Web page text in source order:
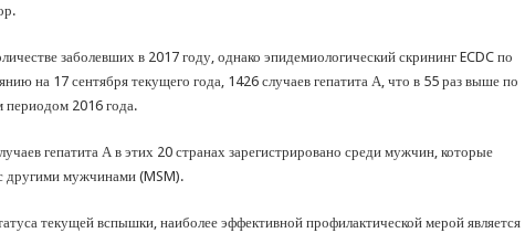
заболевших в 2017 году, однако эпидемиологический скрининг ECDC по
на 17 сентября текущего года, 1426 случаев гепатита А, что в 55 раз выше по
периодом 2016 года.
гепатита А в этих 20 странах зарегистрировано среди мужчин, которые
другими мужчинами (MSM).
текущей вспышки, наиболее эффективной профилактической мерой является